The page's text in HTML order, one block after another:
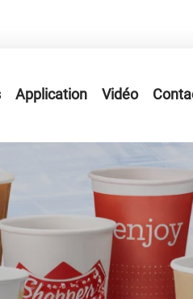
Application Vidéo